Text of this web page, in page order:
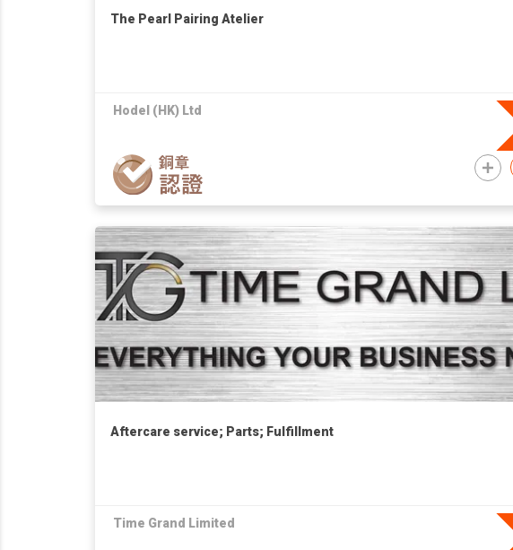
The Pearl Pairing Atelier
Hodel (HK) Ltd
Aftercare service; Parts; Fulfillment
Time Grand Limited